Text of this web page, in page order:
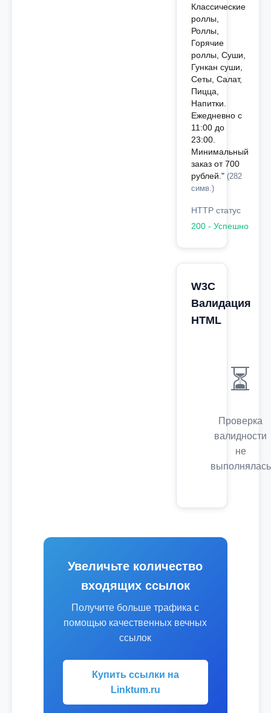
Классические
роллы,
Роллы,
Горячие
роллы, Суши,
Гункан суши,
Сеты, Салат,
Пицца,
Напитки.
Ежедневно с
11:00 до
23:00.
Минимальный
заказ от 700
рублей." (282
симв.)
HTTP статус
200 - Успешно
W3C
Валидация
HTML
⏳
Проверка
валидности
не
выполнялась
Увеличьте количество
входящих ссылок
Получите больше трафика с
помощью качественных вечных
ссылок
Купить ссылки на
Linktum.ru